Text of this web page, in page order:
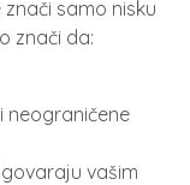
samo nisku
znači da:
neograničene
vašim